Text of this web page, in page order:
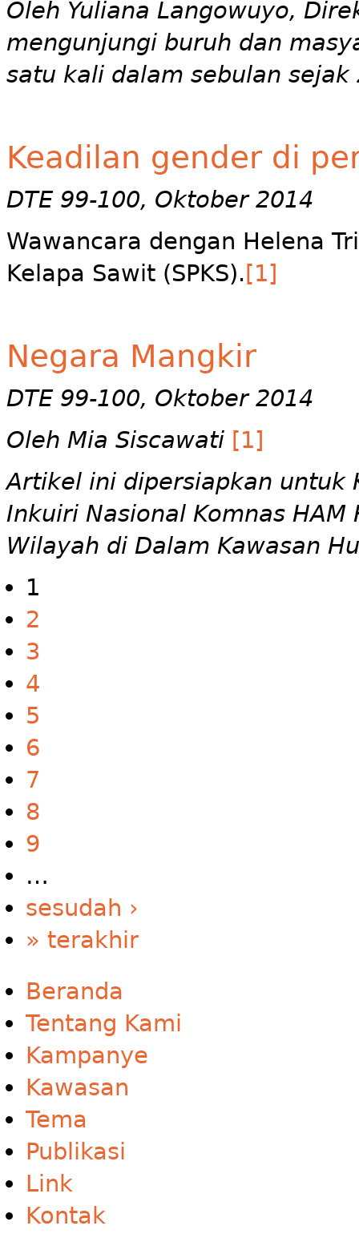
Oleh Yuliana Langowuyo,
mengunjungi buruh dan
satu kali dalam sebulan sejak
Keadilan gender di
DTE 99-100, Oktober 2014
Wawancara dengan Helena
Kelapa Sawit (SPKS). [1]
Negara Mangkir
DTE 99-100, Oktober 2014
Oleh Mia Siscawati [1]
Artikel ini dipersiapkan untuk
Inkuiri Nasional Komnas
Wilayah di Dalam Kawasan
1
2
3
4
5
6
7
8
9
…
sesudah ›
» terakhir
Beranda
Tentang Kami
Kampanye
Kawasan
Tema
Publikasi
Link
Kontak